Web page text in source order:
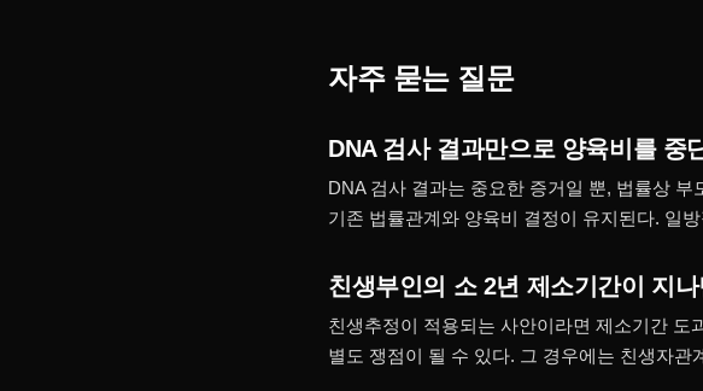
자주 묻는 질문
DNA 검사 결과만으로 양육비를 중
DNA 검사 결과는 중요한 증거일 뿐, 법률상
기존 법률관계와 양육비 결정이 유지된다. 일
친생부인의 소 2년 제소기간이 지
친생추정이 적용되는 사안이라면 제소기간
별도 쟁점이 될 수 있다. 그 경우에는 친생자